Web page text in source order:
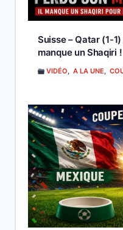
Suisse – Qatar (1-
manque un Shaqiri !
VIDÉO, A LA UNE,